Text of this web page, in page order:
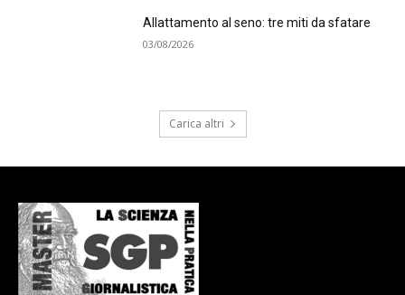
Allattamento al seno: tre miti da sfatare
03/08/2026
Carica altri